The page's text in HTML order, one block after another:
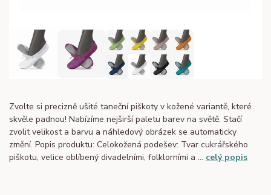
Zvolte si precizně ušité taneční piškoty v kožené variantě, které
skvěle padnou! Nabízíme nejširší paletu barev na světě. Stačí
zvolit velikost a barvu a náhledový obrázek se automaticky
změní. Popis produktu: Celokožená podešev: Tvar cukrářského
piškotu, velice oblíbený divadelními, folklorními a ... celý popis